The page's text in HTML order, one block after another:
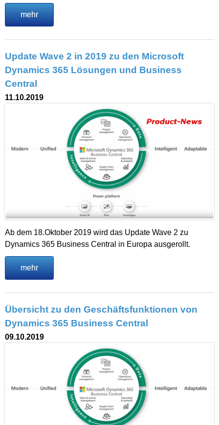
mehr
Update Wave 2 in 2019 zu den Microsoft
Dynamics 365 Lösungen und Business
Central
11.10.2019
Ab dem 18.Oktober 2019 wird das Update Wave 2 zu
Dynamics 365 Business Central in Europa ausgerollt.
mehr
Übersicht zu den Geschäftsfunktionen von
Dynamics 365 Business Central
09.10.2019